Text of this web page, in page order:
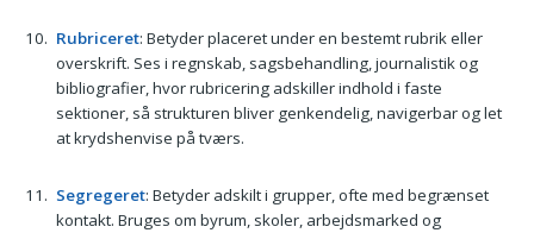
Rubriceret: Betyder placeret under en bestemt rubrik eller
overskrift. Ses i regnskab, sagsbehandling, journalistik og
bibliografier, hvor rubricering adskiller indhold i faste
sektioner, så strukturen bliver genkendelig, navigerbar og let
at krydshenvise på tværs.
Segregeret: Betyder adskilt i grupper, ofte med begrænset
kontakt. Bruges om byrum, skoler, arbejdsmarked og